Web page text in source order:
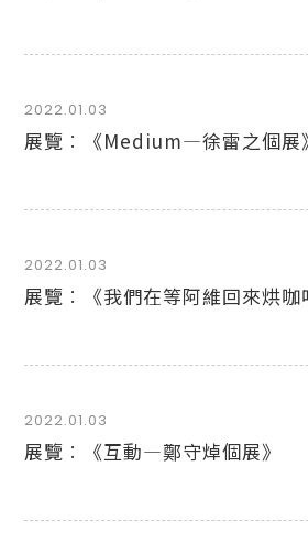
2022.01.03
展覽︰《Medium—徐雷之個展
2022.01.03
2022.01.03
展覽︰《互動—鄭守焯個展》